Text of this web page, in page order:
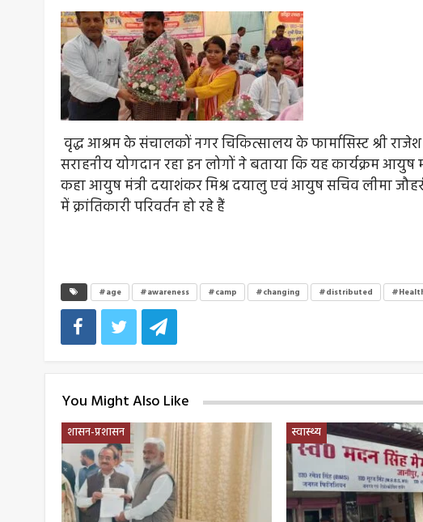
वृद्ध आश्रम के संचालकों नगर चिकित्सालय के फार्मासिस्ट श्री राजेश
सराहनीय योगदान रहा इन लोगों ने बताया कि यह कार्यक्रम
कहा आयुष मंत्री दयाशंकर मिश्र दयालु एवं आयुष सचिव लीमा
में क्रांतिकारी परिवर्तन हो रहे हैं
#age #awareness #camp #changing #distributed
You Might Also Like
शासन-प्रशासन
स्वास्थ्य